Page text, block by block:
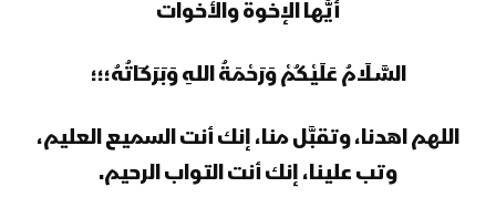
المحاضرة الرمضانية السابعة عشرة للسيد
القائد عبدالملك بدرالدين الحوثي 17
رمضان 1444هـ
أيُّها الإخوة والأخوات
السَّـلَامُ عَلَيْكُمْ وَرَحْمَةُ اللهِ وَبَرَكَاتُهُ؛؛؛
اللهم اهدنا، وتقبَّل منا، إنك أنت السميع العليم،
وتب علينا، إنك أنت التواب الرحيم.